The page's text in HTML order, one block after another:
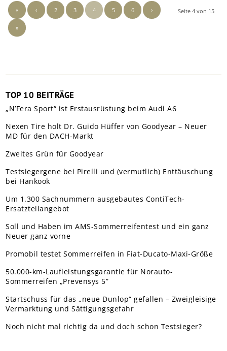
Seite 4 von 15
« ‹ 2 3 4 5 6 ›
»
TOP 10 BEITRÄGE
„N’Fera Sport“ ist Erstausrüstung beim Audi A6
Nexen Tire holt Dr. Guido Hüffer von Goodyear – Neuer
MD für den DACH-Markt
Zweites Grün für Goodyear
Testsiegergene bei Pirelli und (vermutlich) Enttäuschung
bei Hankook
Um 1.300 Sachnummern ausgebautes ContiTech-
Ersatzteilangebot
Soll und Haben im AMS-Sommerreifentest und ein ganz
Neuer ganz vorne
Promobil testet Sommerreifen in Fiat-Ducato-Maxi-Größe
50.000-km-Laufleistungsgarantie für Norauto-
Sommerreifen „Prevensys 5”
Startschuss für das „neue Dunlop“ gefallen – Zweigleisige
Vermarktung und Sättigungsgefahr
Noch nicht mal richtig da und doch schon Testsieger?